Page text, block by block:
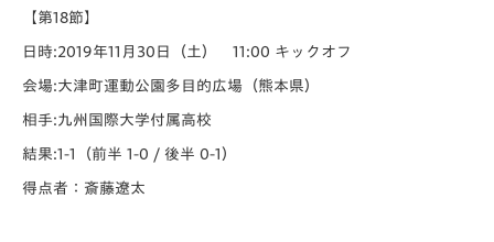
【第18節】
日時:2019年11月30日（土） 11:00 キックオフ
会場:大津町運動公園多目的広場（熊本県）
相手:九州国際大学付属高校
結果:1-1（前半 1-0 / 後半 0-1）
得点者：斎藤遼太